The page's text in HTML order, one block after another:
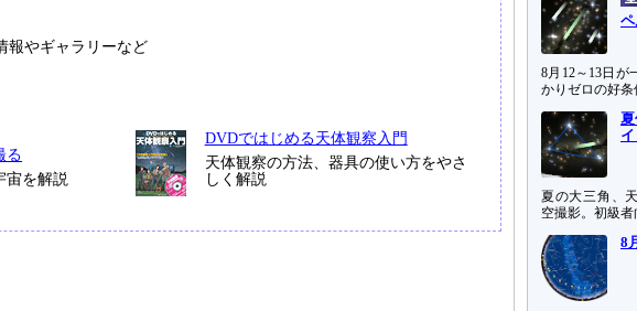
報やギャラリーなど
る
宙を解説
DVDではじめる天体観察入門
天体観察の方法、器具の使い方をやさ
しく解説
8月12～13日が
かりゼロの好条
夏の大三角、
空撮影。初級
8